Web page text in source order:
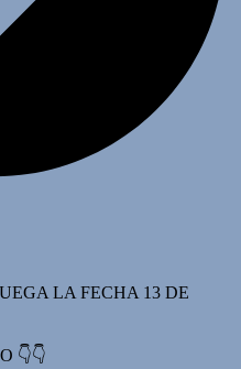
LA FECHA 13 DE
👇👇